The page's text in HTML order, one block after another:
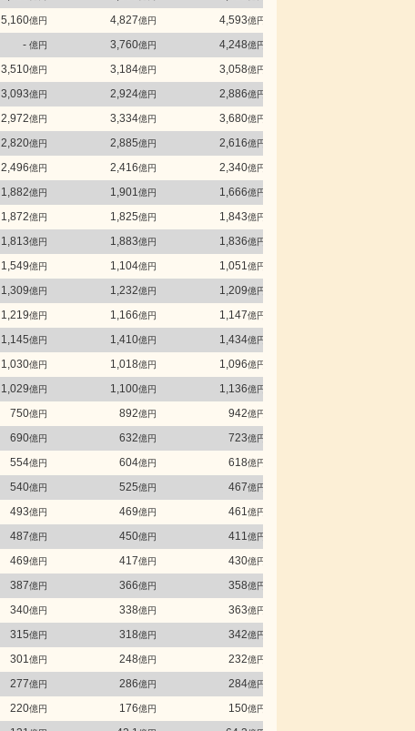
5,160億円 4,827億円 4,593億円
- 億円 3,760億円 4,248億円
3,510億円 3,184億円 3,058億円
3,093億円 2,924億円 2,886億円
2,972億円 3,334億円 3,680億円
2,820億円 2,885億円 2,616億円
2,496億円 2,416億円 2,340億円
1,882億円 1,901億円 1,666億円
1,872億円 1,825億円 1,843億円
1,813億円 1,883億円 1,836億円
1,549億円 1,104億円 1,051億円
1,309億円 1,232億円 1,209億円
1,219億円 1,166億円 1,147億円
1,145億円 1,410億円 1,434億円
1,030億円 1,018億円 1,096億円
1,029億円 1,100億円 1,136億円
750億円 892億円 942億円
690億円 632億円 723億円
554億円 604億円 618億円
540億円 525億円 467億円
493億円 469億円 461億円
487億円 450億円 411億円
469億円 417億円 430億円
387億円 366億円 358億円
340億円 338億円 363億円
315億円 318億円 342億円
301億円 248億円 232億円
277億円 286億円 284億円
220億円 176億円 150億円